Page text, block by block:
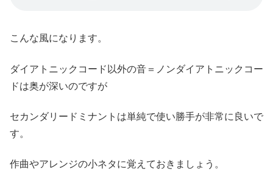
こんな風になります。
ダイアトニックコード以外の音＝ノンダイアトニックコー
ドは奥が深いのですが
セカンダリードミナントは単純で使い勝手が非常に良いで
す。
作曲やアレンジの小ネタに覚えておきましょう。